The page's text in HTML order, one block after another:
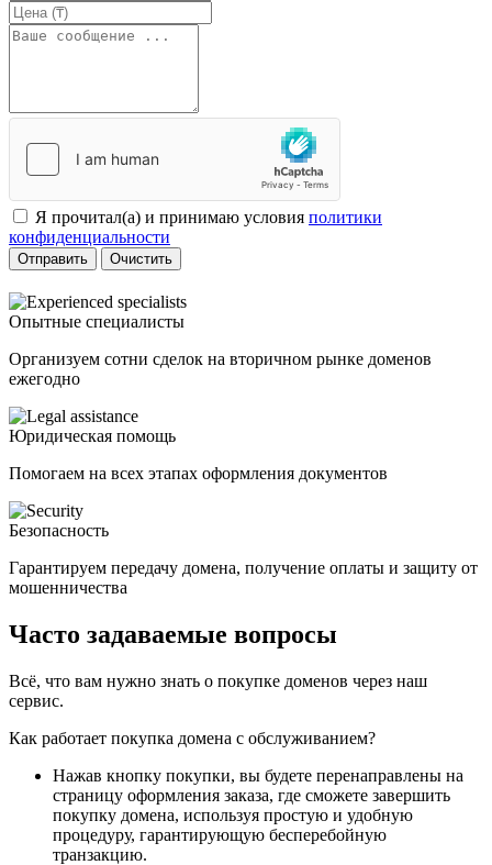
Я прочитал(а) и принимаю условия политики
конфиденциальности
Отправить Очистить
Опытные специалисты
Организуем сотни сделок на вторичном рынке доменов
ежегодно
Юридическая помощь
Помогаем на всех этапах оформления документов
Безопасность
Гарантируем передачу домена, получение оплаты и защиту от
мошенничества
Часто задаваемые вопросы
Всё, что вам нужно знать о покупке доменов через наш
сервис.
Как работает покупка домена с обслуживанием?
Нажав кнопку покупки, вы будете перенаправлены на
страницу оформления заказа, где сможете завершить
покупку домена, используя простую и удобную
процедуру, гарантирующую бесперебойную
транзакцию.